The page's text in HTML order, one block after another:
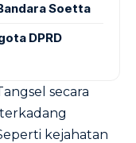
Soetta
DPRD
secara
kejahatan